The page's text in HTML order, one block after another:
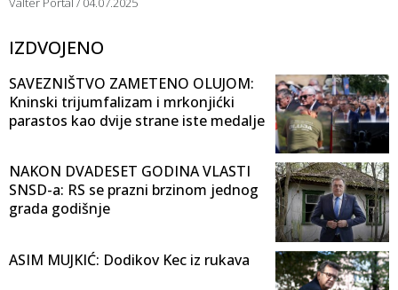
IZDVOJENO
SAVEZNIŠTVO ZAMETENO OLUJOM:
Kninski trijumfalizam i mrkonjićki
parastos kao dvije strane iste medalje
NAKON DVADESET GODINA VLASTI
SNSD-a: RS se prazni brzinom jednog
grada godišnje
ASIM MUJKIĆ: Dodikov Kec iz rukava